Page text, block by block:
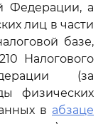
Федерации, а
лиц в части
базе,
Налогового
(за
физических
в абзаце